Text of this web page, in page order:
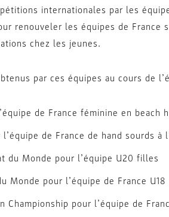
internationales par les
renouveler les équipes de France
chez les jeunes.
par ces équipes au cours de
de France féminine en beach
de France de hand sourds à
du Monde pour l’équipe U20 filles
Monde pour l’équipe de France
Championship pour l’équipe de